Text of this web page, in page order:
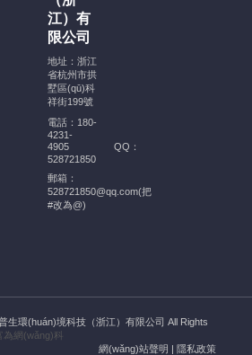
江）有
限公司
地址：浙江
省杭州市拱
墅區(qū)科
祥街199號
電話：180-
4231-
4905
QQ：
528721850
郵箱：
528721850@qq.com(把
#改為@)
生環(huán)境科技（浙江）有限公司 All Rights
為網(wǎng)科
網(wǎng)站聲明 | 隱私政策